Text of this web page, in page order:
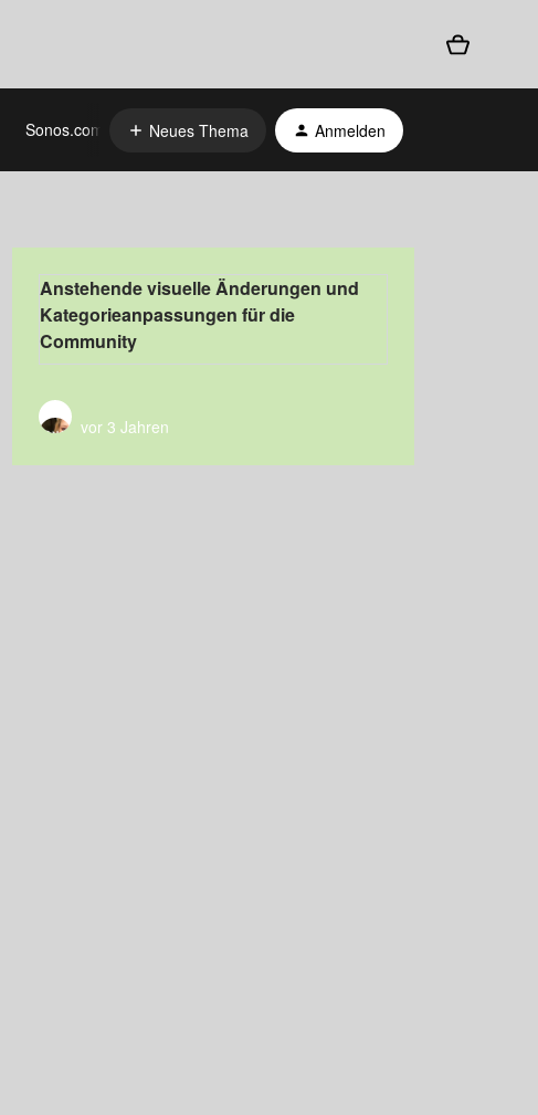
Sonos.com Neues Thema Anmelden
Anstehende visuelle Änderungen und
Kategorieanpassungen für die
Community
vor 3 Jahren